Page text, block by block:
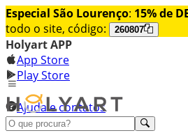
Especial São Lourenço: 15% de
todo o site, código:
260807
Holyart APP
App Store
Play Store
Ajuda e contatos
Conheça premium